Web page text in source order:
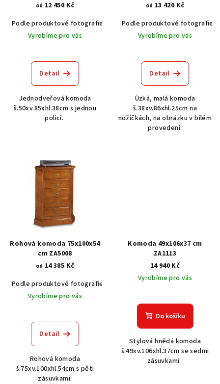
od 12 450 Kč
Podle produktové fotografie
Akát vintage BT1551
Dub světlý
Vyrobíme pro vás
Detail
Jednodveřová komoda
š.50xv.85xhl.38cm s jednou
policí.
od 13 420 Kč
Podle produktové fotografie
Vyrobíme pro vás
Detail
Úzká, malá komoda
š.38xv.86xhl.25cm na
nožičkách, na obrázku v bílém
provedení.
Rohová komoda 75x100x54
cm ZA5008
od 14 385 Kč
Podle produktové fotografie
Akát vintage BT1551
Vyrobíme pro vás
Detail
Rohová komoda
š.75xv.100xhl.54cm s pěti
zásuvkami.
Komoda 49x106x37 cm
ZA1113
14 940 Kč
Vyrobíme pro vás
Do košíku
Stylová hnědá komoda
š.49xv.106xhl.37cm se sedmi
zásuvkami.